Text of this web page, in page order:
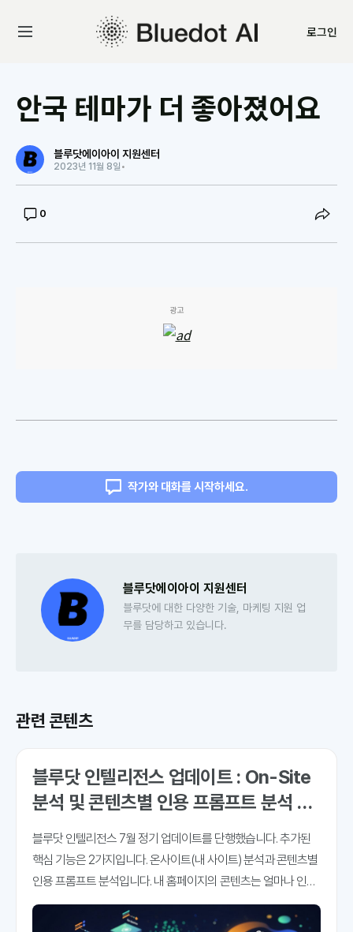
로그인
안국 테마가 더 좋아졌어요
블루닷에이아이 지원센터
2023년 11월 8일 •
0
광고
작가와 대화를 시작하세요.
블루닷에이아이 지원센터
블루닷에 대한 다양한 기술, 마케팅 지원 업
무를 담당하고 있습니다.
관련 콘텐츠
블루닷 인텔리전스 업데이트 : On-Site
분석 및 콘텐츠별 인용 프롬프트 분석 추
가
블루닷 인텔리전스 7월 정기 업데이트를 단행했습니다. 추가된
핵심 기능은 2가지입니다. 온사이트(내 사이트) 분석과 콘텐츠별
인용 프롬프트 분석입니다. 내 홈페이지의 콘텐츠는 얼마나 인용
되고 있고, 어떤 AI검색, 어떤 프롬프트에 더 많이 인용되고 있는
지 파악해 볼 수 있는 메뉴입니다. 우리 회사 홈페이지